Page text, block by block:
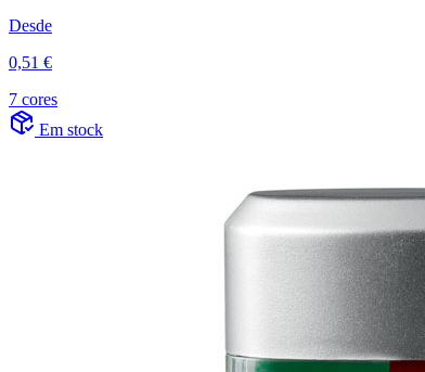
Desde
0,51 €
7 cores
Em stock